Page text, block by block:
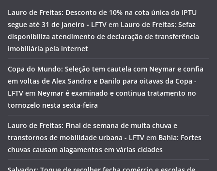
Lauro de Freitas: Desconto de 10% na cota única do IPTU
segue até 31 de janeiro - LFTV em Lauro de Freitas: Sefaz
disponibiliza atendimento de declaração de transferência
imobiliária pela internet
Copa do Mundo: Seleção tem cautela com Neymar e confia
em voltas de Alex Sandro e Danilo para oitavas da Copa -
LFTV em Neymar é examinado e continua tratamento no
tornozelo nesta sexta-feira
Lauro de Freitas: Final de semana de muita chuva e
transtornos de mobilidade urbana - LFTV em Bahia: Fortes
chuvas causam alagamentos em várias cidades